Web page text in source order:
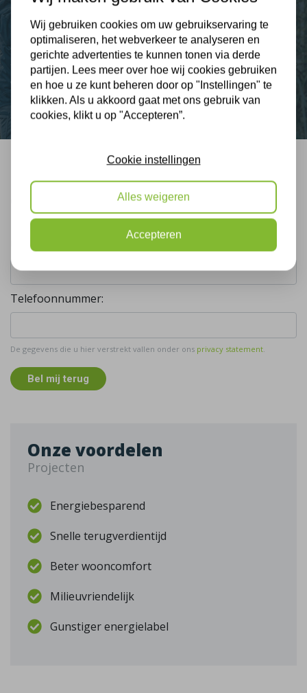
Nieuws
Contact
Bel mij terug
Gratis, vrijblijvend advies
Uw naam:
Telefoonnummer:
De gegevens die u hier verstrekt vallen onder ons privacy statement.
Bel mij terug
Onze voordelen
Projecten
Energiebesparend
Snelle terugverdientijd
Beter wooncomfort
Milieuvriendelijk
Gunstiger energielabel
Wij gebruiken cookies om uw gebruikservaring te
optimaliseren, het webverkeer te analyseren en
gerichte advertenties te kunnen tonen via derde
partijen. Lees meer over hoe wij cookies gebruiken
en hoe u ze kunt beheren door op "Instellingen" te
klikken. Als u akkoord gaat met ons gebruik van
cookies, klikt u op "Accepteren”.
Cookie instellingen
Alles weigeren
Accepteren